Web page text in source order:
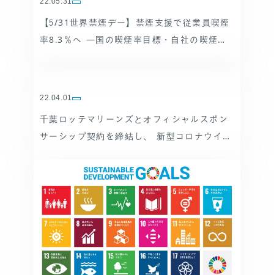
【5/31世界禁煙デー】禁煙支援で従業員喫煙
率8.3％へ ―国の喫煙率目標・自社の喫煙率
22.04.01
千葉ロッテマリーンズとオフィシャルスポン
サーシップ契約を締結し、 新型コロナウイル